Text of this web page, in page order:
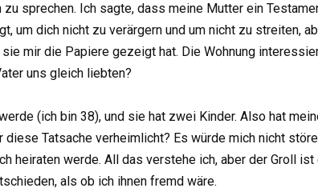
sprechen. Ich sagte, dass meine Mutter ein
um dich nicht zu verärgern und um nicht zu streiten,
mir die Papiere gezeigt hat. Die Wohnung
uns gleich liebten?
(ich bin 38), und sie hat zwei Kinder. Also hat
Tatsache verheimlicht? Es würde mich nicht
heiraten werde. All das verstehe ich, aber der Groll ist
als ob ich ihnen fremd wäre.